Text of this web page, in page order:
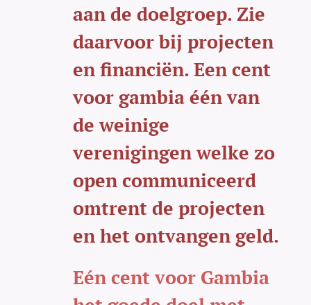
aan de doelgroep. Zie
daarvoor bij projecten
en financiën. Een cent
voor gambia één van
de weinige
verenigingen welke zo
open communiceerd
omtrent de projecten
en het ontvangen geld.
Eén cent voor Gambia